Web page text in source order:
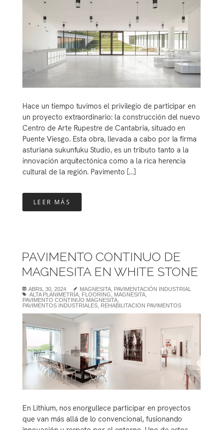
Hace un tiempo tuvimos el privilegio de participar en
un proyecto extraordinario: la construcción del nuevo
Centro de Arte Rupestre de Cantabria, situado en
Puente Viesgo. Esta obra, llevada a cabo por la firma
asturiana sukunfuku Studio, es un tributo tanto a la
innovación arquitectónica como a la rica herencia
cultural de la región. Pavimento […]
LEER MÁS
PAVIMENTO CONTINUO DE
MAGNESITA EN WHITE STONE
ABRIL 30, 2024 MAGNESITA PAVIMENTACIÓN INDUSTRIAL
ALTA PLANIMETRÍA FLOORING MAGNESITA
PAVIMENTO CONTINUO MAGNESITA
PAVIMENTOS INDUSTRIALES REHABILITACION PAVIMENTOS
En Lithium, nos enorgullece participar en proyectos
que van más allá de lo convencional, fusionando